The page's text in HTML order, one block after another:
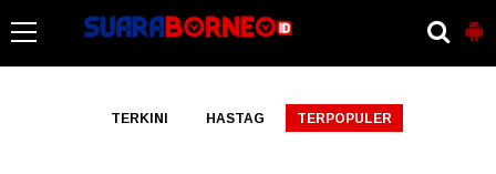
TERKINI HASTAG TERPOPULER